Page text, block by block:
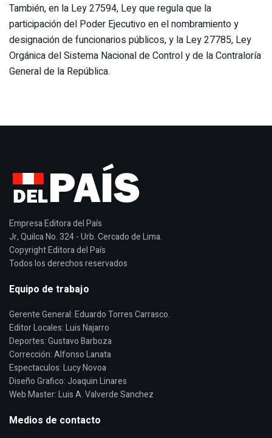
También, en la Ley 27594, Ley que regula que la
participación del Poder Ejecutivo en el nombramiento y
designación de funcionarios públicos, y la Ley 27785, Ley
Orgánica del Sistema Nacional de Control y de la Contraloría
General de la República.
Empresa Editora del País
Jr, Quilca No. 324 - Urb. Cercado de Lima.
Copyright Editora del País
Todos los derechos reservados
Equipo de trabajo
Gerente General: Eduardo Torres Carrasco.
Editor Locales: Luis Najarro
Deportes: Gustavo Barboza
Corrección: Alfonso Lanata
Espectaculos: Lucy Novoa
Diseño Grafico: Joaquin Linares
Web Master: Luis A. Valverde Sanchez
Medios de contacto